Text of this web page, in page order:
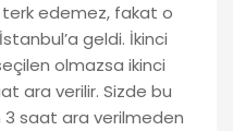
terk edemez, fakat o
geldi. İkinci
olmazsa ikinci
ara verilir. Sizde bu
3 saat ara verilmeden